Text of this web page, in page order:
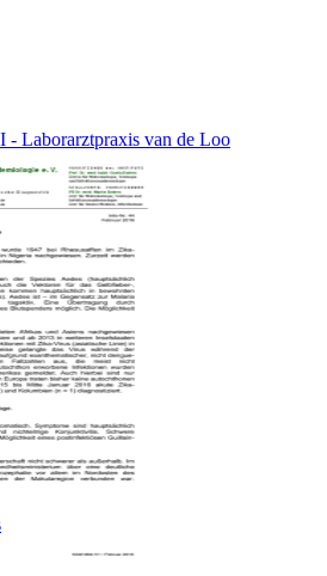
- Laborarztpraxis van de Loo